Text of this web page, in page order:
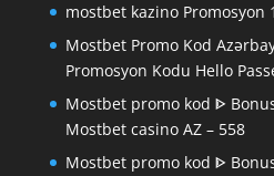
mostbet kazino Promosyon
Mostbet Promo Kod
Promosyon Kodu Hello
Mostbet promo kod ᐈ
Mostbet casino AZ – 558
Mostbet promo kod ᐈ